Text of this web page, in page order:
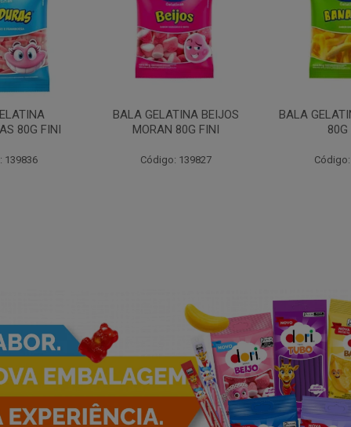
80G FINI
139836
BALA GELATINA BEIJOS
MORAN 80G FINI
Código: 139827
BALA
80G